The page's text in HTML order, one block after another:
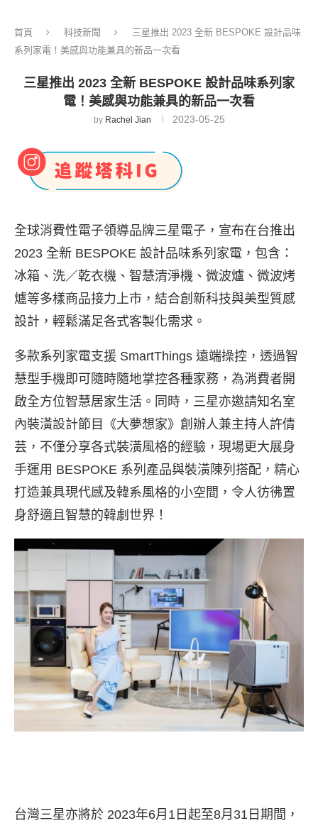
首頁 科技新聞
三星推出 2023 全新 BESPOKE 設計品味
系列家電！美感與功能兼具的新品一次看
三星推出 2023 全新 BESPOKE 設計品味系列家
電！美感與功能兼具的新品一次看
by Rachel Jian 2023-05-25
全球消費性電子領導品牌三星電子，宣布在台推出
2023 全新 BESPOKE 設計品味系列家電，包含：
冰箱、洗／乾衣機、智慧清淨機、微波爐、微波烤
爐等多樣商品接力上市，結合創新科技與美型質感
設計，輕鬆滿足各式客製化需求。
多款系列家電支援 SmartThings 遠端操控，透過智
慧型手機即可隨時隨地掌控各種家務，為消費者開
啟全方位智慧居家生活。同時，三星亦邀請知名室
內裝潢設計節目《大夢想家》創辦人兼主持人許倩
芸，不僅分享各式裝潢風格的經驗，現場更大展身
手運用 BESPOKE 系列產品與裝潢陳列搭配，精心
打造兼具現代感及韓系風格的小空間，令人彷彿置
身舒適且智慧的韓劇世界！
台灣三星亦將於 2023年6月1日起至8月31日期間，